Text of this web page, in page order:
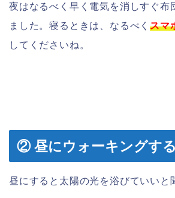
夜はなるべく早く電気を消しすぐ布
ました。寝るときは、なるべくスマ
してくださいね。
② 昼にウォーキングする
昼にすると太陽の光を浴びていいと